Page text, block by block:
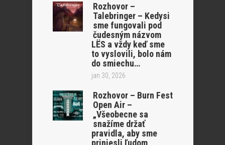
Rozhovor –
Talebringer – Kedysi
sme fungovali pod
čudesným názvom
LËS a vždy keď sme
to vyslovili, bolo nám
do smiechu…
jan 30, 2026
Rozhovor – Burn Fest
Open Air –
„Všeobecne sa
snažíme držať
pravidla, aby sme
priniesli ľudom